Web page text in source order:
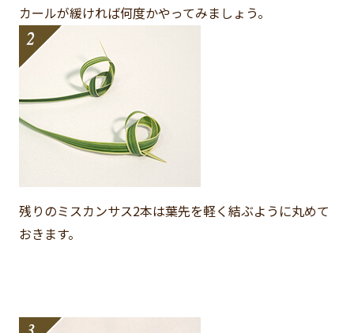
カールが緩ければ何度かやってみましょう。
残りのミスカンサス2本は葉先を軽く結ぶように丸めて
おきます。